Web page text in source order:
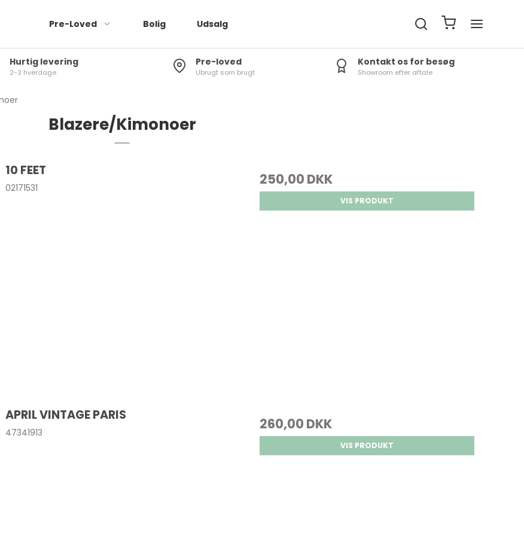
Pre-Loved
Jeans
Leggings
Bolig Udsalg
Hurtig levering
2-3 hverdage
Pre-loved
Ubrugt som brugt
Kontakt os for besøg
Showroom efter aftale
Blazere/Kimonoer
10 FEET
02171531 250,00 DKK
VIS PRODUKT
APRIL VINTAGE PARIS
47341913 260,00 DKK
VIS PRODUKT